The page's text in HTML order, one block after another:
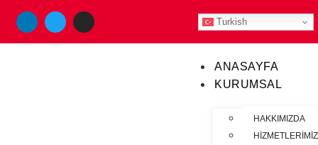
Turkish
ANASAYFA
KURUMSAL
HAKKIMIZDA
HIZMETLERIMIZ